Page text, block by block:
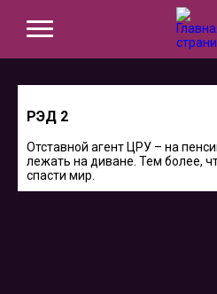
РЭД 2
Отставной агент ЦРУ – на
лежать на диване. Тем более,
спасти мир.